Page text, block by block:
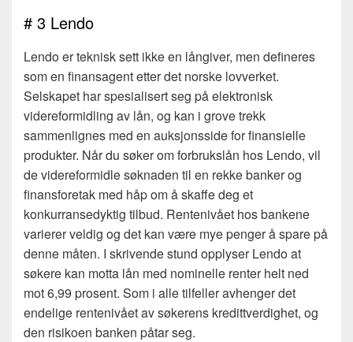
# 3 Lendo
Lendo er teknisk sett ikke en långiver, men defineres
som en finansagent etter det norske lovverket.
Selskapet har spesialisert seg på elektronisk
videreformidling av lån, og kan i grove trekk
sammenlignes med en auksjonsside for finansielle
produkter. Når du søker om forbrukslån hos Lendo, vil
de videreformidle søknaden til en rekke banker og
finansforetak med håp om å skaffe deg et
konkurransedyktig tilbud. Rentenivået hos bankene
varierer veldig og det kan være mye penger å spare på
denne måten. I skrivende stund opplyser Lendo at
søkere kan motta lån med nominelle renter helt ned
mot 6,99 prosent. Som i alle tilfeller avhenger det
endelige rentenivået av søkerens kredittverdighet, og
den risikoen banken påtar seg.